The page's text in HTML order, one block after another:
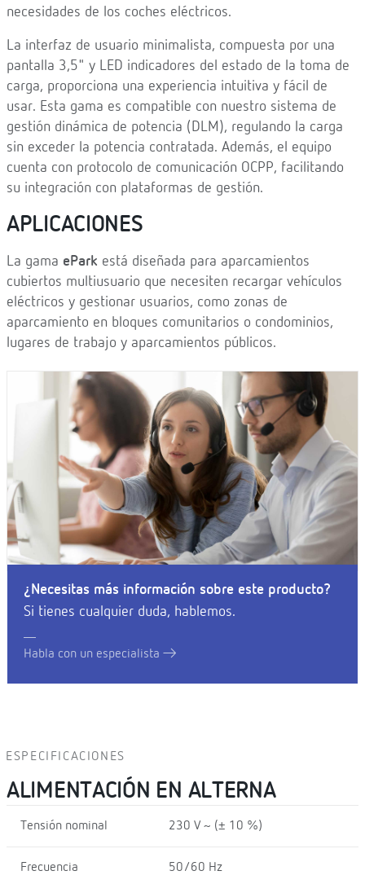
necesidades de los coches eléctricos.
La interfaz de usuario minimalista, compuesta por una
pantalla 3,5" y LED indicadores del estado de la toma de
carga, proporciona una experiencia intuitiva y fácil de
usar. Esta gama es compatible con nuestro sistema de
gestión dinámica de potencia (DLM), regulando la carga
sin exceder la potencia contratada. Además, el equipo
cuenta con protocolo de comunicación OCPP, facilitando
su integración con plataformas de gestión.
APLICACIONES
La gama ePark está diseñada para aparcamientos
cubiertos multiusuario que necesiten recargar vehículos
eléctricos y gestionar usuarios, como zonas de
aparcamiento en bloques comunitarios o condominios,
lugares de trabajo y aparcamientos públicos.
¿Necesitas más información sobre este producto?
Si tienes cualquier duda, hablemos.
Habla con un especialista
ESPECIFICACIONES
ALIMENTACIÓN EN ALTERNA
Tensión nominal 230 V ~ (± 10 %)
Frecuencia 50/60 Hz